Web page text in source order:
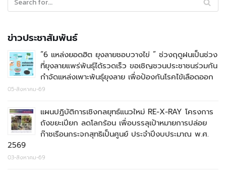
ข่าวประชาสัมพันธ์
“6 แหล่งยอดฮิต ยุงลายชอบวางไข่ ” ช่วงฤดูฝนเป็นช่วง
ที่ยุงลายแพร่พันธุ์ได้รวดเร็ว ขอเชิญชวนประชาชนร่วมกัน
กำจัดแหล่งเพาะพันธุ์ยุงลาย เพื่อป้องกันโรคไข้เลือดออก
05-สิงหาคม-69
แผนปฏิบัติการเชิงกลยุทธ์แนวใหม่ RE-X-RAY โครงการ
ถังขยะเปียก ลดโลกร้อน เพื่อบรรลุเป้าหมายการปล่อย
ก๊าชเรือนกระจกสุทธิเป็นศูนย์ ประจำปีงบประมาณ พ.ศ.
2569
03-สิงหาคม-69